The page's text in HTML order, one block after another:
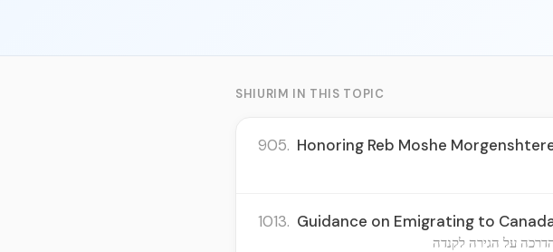
SHIURIM IN THIS TOPIC
905. Honoring Reb Moshe
1013. Guidance on Emigrating to
על הגירה לקנדה